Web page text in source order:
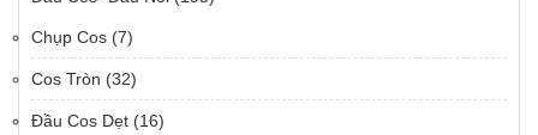
Chụp Cos (7)
Cos Tròn (32)
Đầu Cos Dẹt (16)